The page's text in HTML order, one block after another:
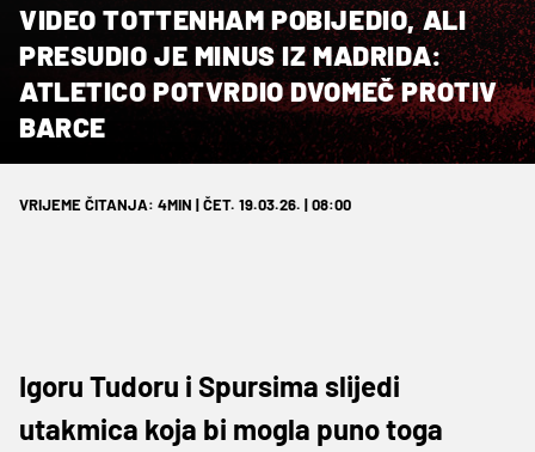
VIDEO TOTTENHAM POBIJEDIO, ALI
PRESUDIO JE MINUS IZ MADRIDA:
ATLETICO POTVRDIO DVOMEČ PROTIV
BARCE
VRIJEME ČITANJA: 4MIN | ČET. 19.03.26. | 08:00
Igoru Tudoru i Spursima slijedi
utakmica koja bi mogla puno toga